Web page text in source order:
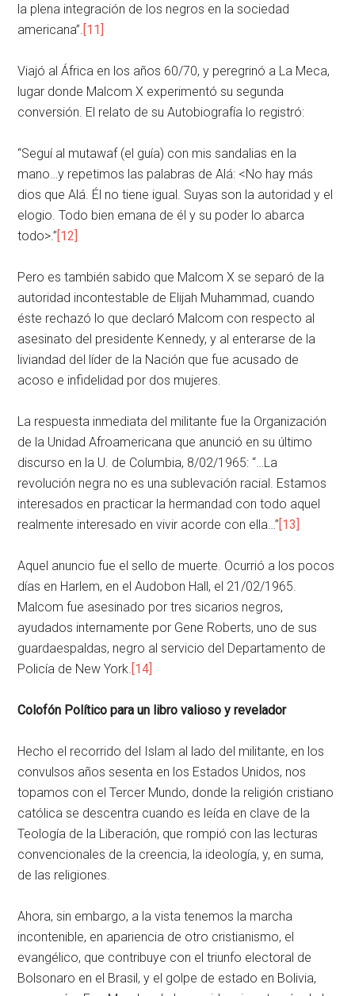
la plena integración de los negros en la sociedad
americana”. [11]
Viajó al África en los años 60/70, y peregrinó a La Meca,
lugar donde Malcom X experimentó su segunda
conversión. El relato de su Autobiografía lo registró:
“Seguí al mutawaf (el guía) con mis sandalias en la
mano…y repetimos las palabras de Alá: <No hay más
dios que Alá. Él no tiene igual. Suyas son la autoridad y el
elogio. Todo bien emana de él y su poder lo abarca
todo>.”[12]
Pero es también sabido que Malcom X se separó de la
autoridad incontestable de Elijah Muhammad, cuando
éste rechazó lo que declaró Malcom con respecto al
asesinato del presidente Kennedy, y al enterarse de la
liviandad del líder de la Nación que fue acusado de
acoso e infidelidad por dos mujeres.
La respuesta inmediata del militante fue la Organización
de la Unidad Afroamericana que anunció en su último
discurso en la U. de Columbia, 8/02/1965: “…La
revolución negra no es una sublevación racial. Estamos
interesados en practicar la hermandad con todo aquel
realmente interesado en vivir acorde con ella…”[13]
Aquel anuncio fue el sello de muerte. Ocurrió a los pocos
días en Harlem, en el Audobon Hall, el 21/02/1965.
Malcom fue asesinado por tres sicarios negros,
ayudados internamente por Gene Roberts, uno de sus
guardaespaldas, negro al servicio del Departamento de
Policía de New York. [14]
Colofón Político para un libro valioso y revelador
Hecho el recorrido del Islam al lado del militante, en los
convulsos años sesenta en los Estados Unidos, nos
topamos con el Tercer Mundo, donde la religión cristiano
católica se descentra cuando es leída en clave de la
Teología de la Liberación, que rompió con las lecturas
convencionales de la creencia, la ideología, y, en suma,
de las religiones.
Ahora, sin embargo, a la vista tenemos la marcha
incontenible, en apariencia de otro cristianismo, el
evangélico, que contribuye con el triunfo electoral de
Bolsonaro en el Brasil, y el golpe de estado en Bolivia,